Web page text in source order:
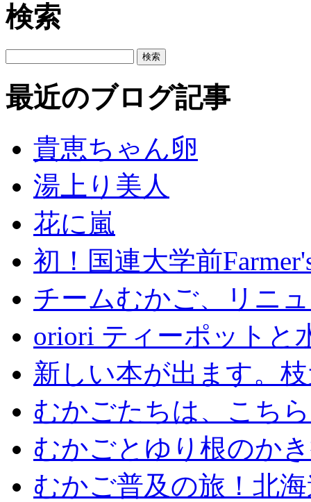
検索
最近のブログ記事
貴恵ちゃん卵
湯上り美人
花に嵐
初！国連大学前
チームむかご、リニ
oriori ティーポットと
新しい本が出ます。
むかごたちは、こち
むかごとゆり根のか
むかご普及の旅！北